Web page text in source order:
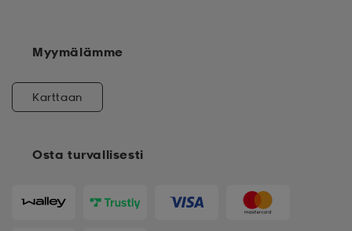
Osta turvallisesti
Myymälämme
Karttaan